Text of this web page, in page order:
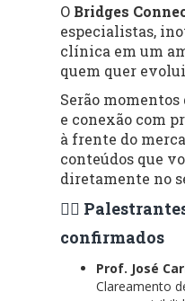
O Bridges
especialistas,
clínica em um
quem quer
Serão
e conexão com
à frente do
conteúdos que
diretamente no
👨‍⚕️
confirmados
Prof. José
Clareamento